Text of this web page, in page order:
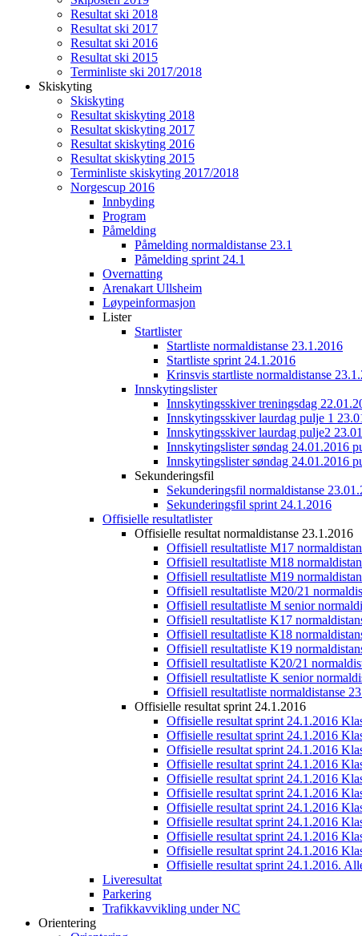
Resultat ski 2018
Resultat ski 2017
Resultat ski 2016
Resultat ski 2015
Terminliste ski 2017/2018
Skiskyting
Skiskyting
Resultat skiskyting 2018
Resultat skiskyting 2017
Resultat skiskyting 2016
Resultat skiskyting 2015
Terminliste skiskyting 2017/2018
Norgescup 2016
Innbyding
Program
Påmelding
Påmelding normaldistanse 23.1
Påmelding sprint 24.1
Overnatting
Arenakart Ullsheim
Løypeinformasjon
Lister
Startlister
Startliste normaldistanse 23.1.2016
Startliste sprint 24.1.2016
Krinsvis startliste normaldistanse
Innskytingslister
Innskytingsskiver treningsdag
Innskytingsskiver laurdag pulje 1
Innskytingsskiver laurdag pulje2
Innskytingslister søndag 24.01.2016
Innskytingslister søndag 24.01.2016
Sekunderingsfil
Sekunderingsfil normaldistanse
Sekunderingsfil sprint 24.1.2016
Offisielle resultatlister
Offisielle resultat normaldistanse 23.1.2016
Offisiell resultatliste M17
Offisiell resultatliste M18
Offisiell resultatliste M19
Offisiell resultatliste M20/21
Offisiell resultatliste M senior
Offisiell resultatliste K17
Offisiell resultatliste K18
Offisiell resultatliste K19
Offisiell resultatliste K20/21
Offisiell resultatliste K senior
Offisiell resultatliste normaldistanse
Offisielle resultat sprint 24.1.2016
Offisielle resultat sprint 24.1.2016
Offisielle resultat sprint 24.1.2016
Offisielle resultat sprint 24.1.2016
Offisielle resultat sprint 24.1.2016
Offisielle resultat sprint 24.1.2016
Offisielle resultat sprint 24.1.2016
Offisielle resultat sprint 24.1.2016
Offisielle resultat sprint 24.1.2016
Offisielle resultat sprint 24.1.2016
Offisielle resultat sprint 24.1.2016
Offisielle resultat sprint 24.1.2016.
Liveresultat
Parkering
Trafikkavvikling under NC
Orientering